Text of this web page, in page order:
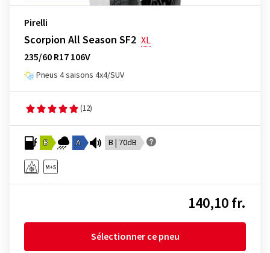
Pirelli
Scorpion All Season SF2 XL
235/60 R17 106V
Pneus 4 saisons 4x4/SUV
(12)
B A B | 70dB
140,10 fr.
Sélectionner ce pneu